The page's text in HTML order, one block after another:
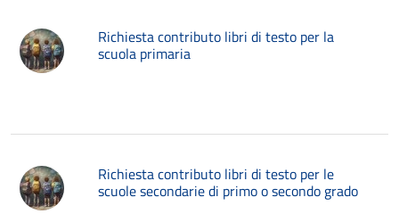
Richiesta contributo libri di testo per la
scuola primaria
Richiesta contributo libri di testo per le
scuole secondarie di primo o secondo grado